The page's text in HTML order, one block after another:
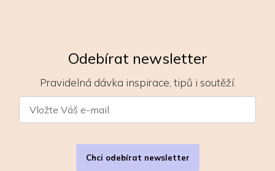
Odebírat newsletter
Pravidelná dávka inspirace, tipů i soutěží.
Chci odebírat newsletter